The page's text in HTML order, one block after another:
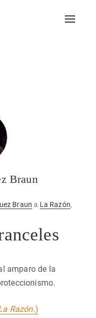
Braun
Braun a La Razón,
amparo de la
Razón.)